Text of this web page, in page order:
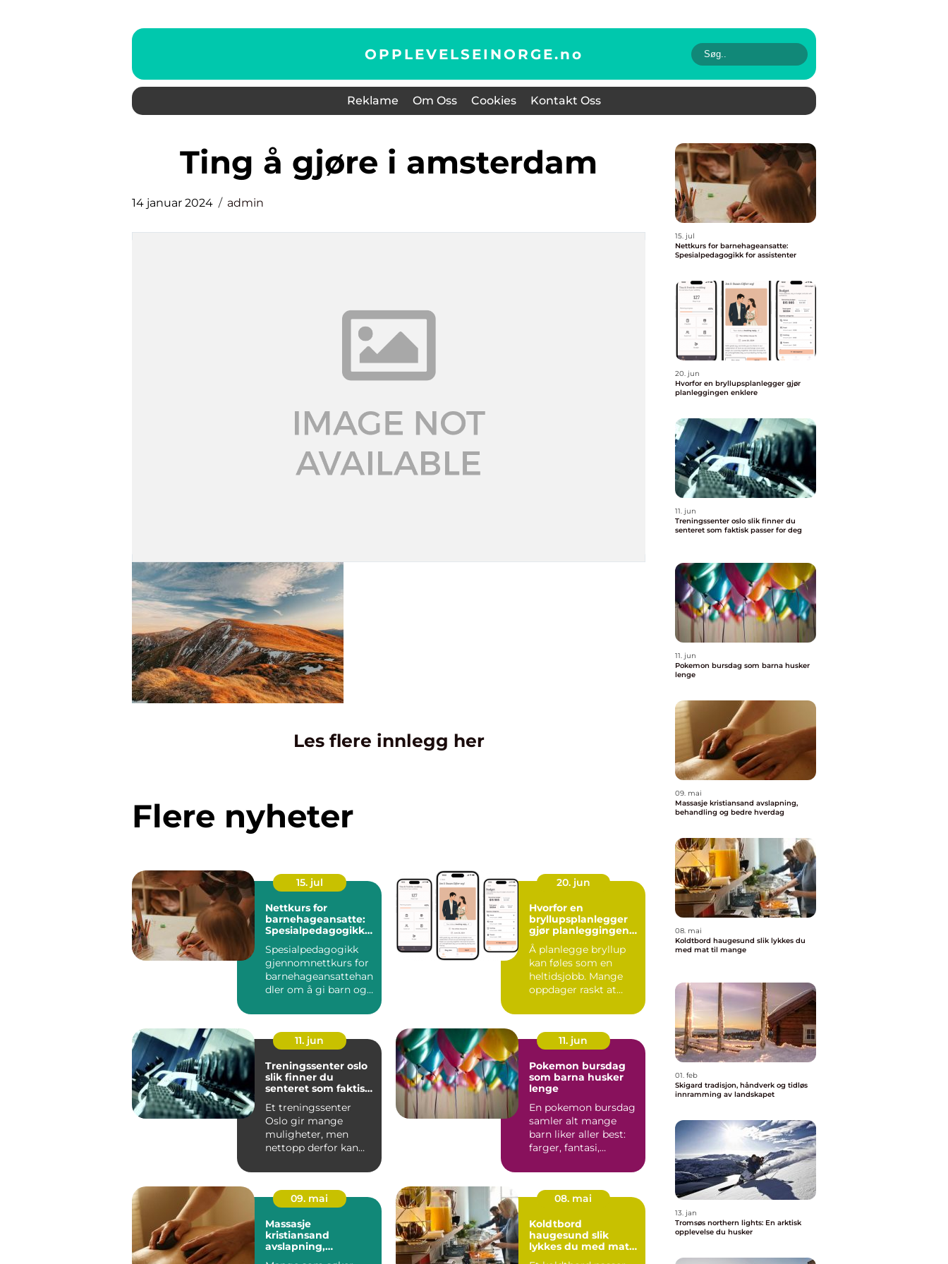
OPPLEVELSEINORGE.no
Reklame Om Oss Cookies Kontakt Oss
ting å gjøre i amsterdam
14 januar 2024 admin
Les flere innlegg her
Flere nyheter
15. jul
Nettkurs for
barnehageansatte:
Spesialpedagogikk
Spesialpedagogikk
gjennomnettkurs for
barnehageansattehan
dler om å gi barn og
20. jun
Hvorfor en
bryllupsplanlegger
gjør planleggingen
enklere
Å planlegge bryllup
kan føles som en
heltidsjobb. Mange
oppdager raskt at
bare ha...
11. jun
Treningssenter oslo
slik finner du
senteret som faktisk
Et treningssenter
Oslo gir mange
muligheter, men
nettopp derfor kan
vanskelig å vite h...
11. jun
Pokemon bursdag
som barna husker
lenge
En pokemon bursdag
samler alt mange
barn liker aller best:
farger, fantasi,
ve...
09. mai
Massasje
kristiansand
avslapning,
08. mai
Koldtbord
haugesund slik
lykkes du med mat
15. jul
Nettkurs for barnehageansatte:
Spesialpedagogikk for assistenter
20. jun
Hvorfor en bryllupsplanlegger gjør
planleggingen enklere
11. jun
Treningssenter oslo slik finner du
senteret som faktisk passer for deg
11. jun
Pokemon bursdag som barna husker
lenge
09. mai
Massasje kristiansand avslapning,
behandling og bedre hverdag
08. mai
Koldtbord haugesund slik lykkes du
med mat til mange
01. feb
Skigard tradisjon, håndverk og tidløs
innramming av landskapet
13. jan
Tromsøs northern lights: En arktisk
opplevelse du husker